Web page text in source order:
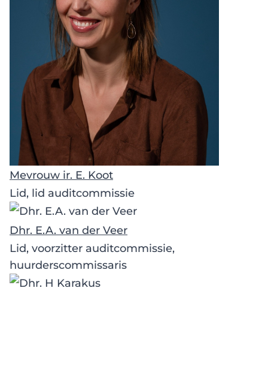
Mevrouw ir. E. Koot
Lid, lid auditcommissie
Dhr. E.A. van der Veer
Lid, voorzitter auditcommissie,
huurderscommissaris